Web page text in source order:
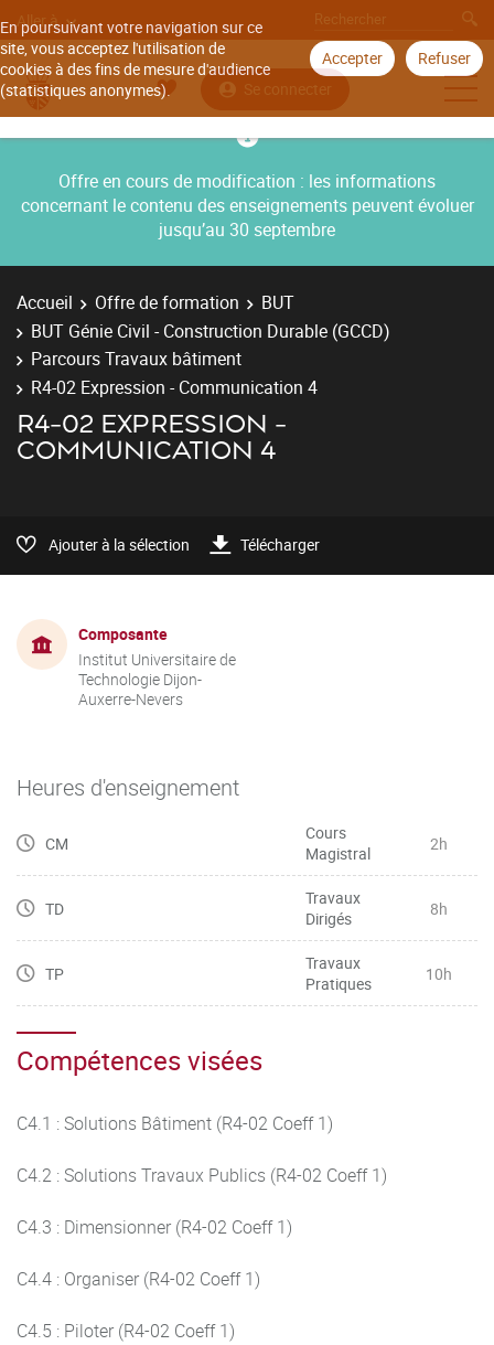
En poursuivant votre navigation sur ce
site, vous acceptez l'utilisation de
cookies à des fins de mesure d'audience
(statistiques anonymes).
Accepter Refuser
Aller à
Se connecter
Offre en cours de modification : les informations
concernant le contenu des enseignements peuvent évoluer
jusqu’au 30 septembre
Accueil Offre de formation
BUT
BUT Génie Civil - Construction Durable (GCCD)
Parcours Travaux bâtiment
R4-02 Expression - Communication 4
R4-02 EXPRESSION -
COMMUNICATION 4
Ajouter à la sélection Télécharger
Composante
Institut Universitaire de
Technologie Dijon-
Auxerre-Nevers
Heures d'enseignement
CM
Cours
Magistral
2h
TD
Travaux
Dirigés
8h
TP
Travaux
Pratiques
10h
Compétences visées
C4.1 : Solutions Bâtiment (R4-02 Coeff 1)
C4.2 : Solutions Travaux Publics (R4-02 Coeff 1)
C4.3 : Dimensionner (R4-02 Coeff 1)
C4.4 : Organiser (R4-02 Coeff 1)
C4.5 : Piloter (R4-02 Coeff 1)